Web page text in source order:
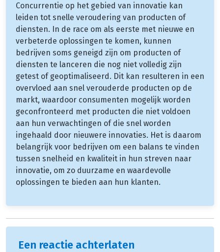
Concurrentie op het gebied van innovatie kan
leiden tot snelle veroudering van producten of
diensten. In de race om als eerste met nieuwe en
verbeterde oplossingen te komen, kunnen
bedrijven soms geneigd zijn om producten of
diensten te lanceren die nog niet volledig zijn
getest of geoptimaliseerd. Dit kan resulteren in een
overvloed aan snel verouderde producten op de
markt, waardoor consumenten mogelijk worden
geconfronteerd met producten die niet voldoen
aan hun verwachtingen of die snel worden
ingehaald door nieuwere innovaties. Het is daarom
belangrijk voor bedrijven om een balans te vinden
tussen snelheid en kwaliteit in hun streven naar
innovatie, om zo duurzame en waardevolle
oplossingen te bieden aan hun klanten.
Een reactie achterlaten